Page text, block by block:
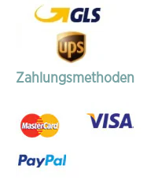
Zahlungsmethoden